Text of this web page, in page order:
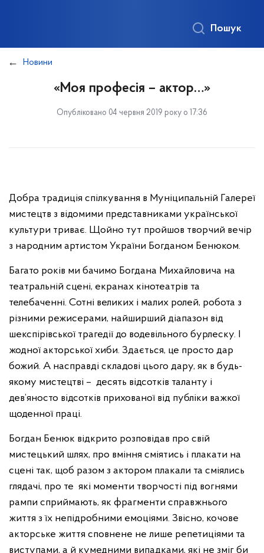
Пошук
Новини
«Моя професія – актор…»
Опубліковано 04 червня 2019 року о 17:36
Добра традиція спілкування в Муніципальній Галереї
мистецтв з відомими представниками української
культури триває. Щойно тут пройшов творчий вечір
з народним артистом України Богданом Бенюком.
Багато років ми бачимо Богдана Михайловича на
театральній сцені, екранах кінотеатрів та
телебаченні. Сотні великих і малих ролей, робота з
різними режисерами, найширший діапазон від
шекспірівської трагедії до водевільного бурлеску. І
жодної акторської хиби. Здається, це просто дар
божий. А насправді складові цього дару, як в будь-
якому мистецтві – десять відсотків таланту і
дев’яносто відсотків прихованої від публіки важкої
щоденної праці.
Богдан Бенюк відкрито розповідав про свій
мистецький шлях, про вміння сміятись і плакати на
сцені так, щоб разом з актором плакали та сміялись
глядачі, про те які моменти творчості під вогнями
рампи сприймають, як фрагменти справжнього
життя з їх непідробними емоціями. Звісно, кочове
акторське життя сповнене не лише репетиціями та
виступами, а й кумедними випадками, які не зміг би